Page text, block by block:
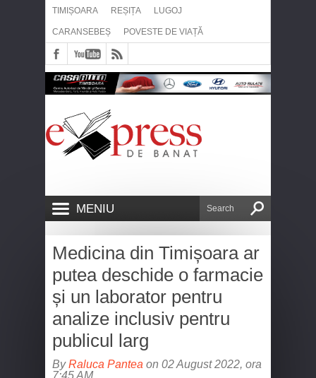
TIMIȘOARA REȘIȚA LUGOJ
CARANSEBEȘ POVESTE DE VIAȚĂ
MENIU
Medicina din Timișoara ar
putea deschide o farmacie
și un laborator pentru
analize inclusiv pentru
publicul larg
ByRaluca Pantea on 02 August 2022, ora
7:45 AM